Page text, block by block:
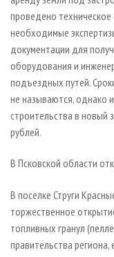
проведено
необходимые
документации для
оборудования и
подъездных путей.
не называются, однако
строительства в новый
рублей.
В Псковской области
В поселке Струги
торжественное
топливных гранул
правительства